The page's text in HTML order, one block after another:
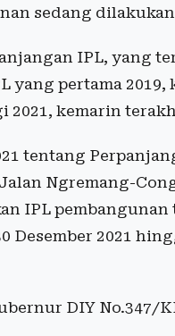
sedang
IPL, yang
yang pertama
kemarin
tentang
Ngremang-
IPL pembangunan
2021
DIY No.347/